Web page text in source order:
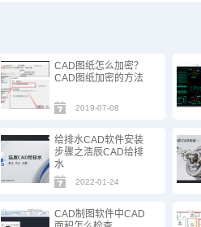
CAD图纸怎么加密？
CAD图纸加密的方法
2019-07-08
给排水CAD软件安装
步骤之浩辰CAD给排
水
2022-01-24
CAD制图软件中CAD